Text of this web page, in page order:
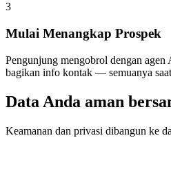
3
Mulai Menangkap Prospek
Pengunjung mengobrol dengan agen
bagikan info kontak — semuanya
Data Anda aman
Keamanan dan privasi dibangun ke